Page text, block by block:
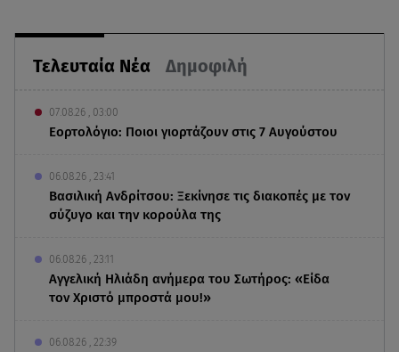
Τελευταία Νέα Δημοφιλή
07.08.26 , 03:00
Εορτολόγιο: Ποιοι γιορτάζουν στις 7 Αυγούστου
06.08.26 , 23:41
Βασιλική Ανδρίτσου: Ξεκίνησε τις διακοπές με τον
σύζυγο και την κορούλα της
06.08.26 , 23:11
Αγγελική Ηλιάδη ανήμερα του Σωτήρος: «Είδα
τον Χριστό μπροστά μου!»
06.08.26 , 22:39